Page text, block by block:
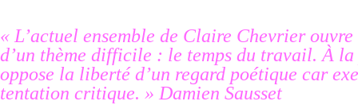
« L’actuel ensemble de Claire Chevrier
d’un thème difficile : le temps du travail. À
oppose la liberté d’un regard poétique car
tentation critique. » Damien Sausset